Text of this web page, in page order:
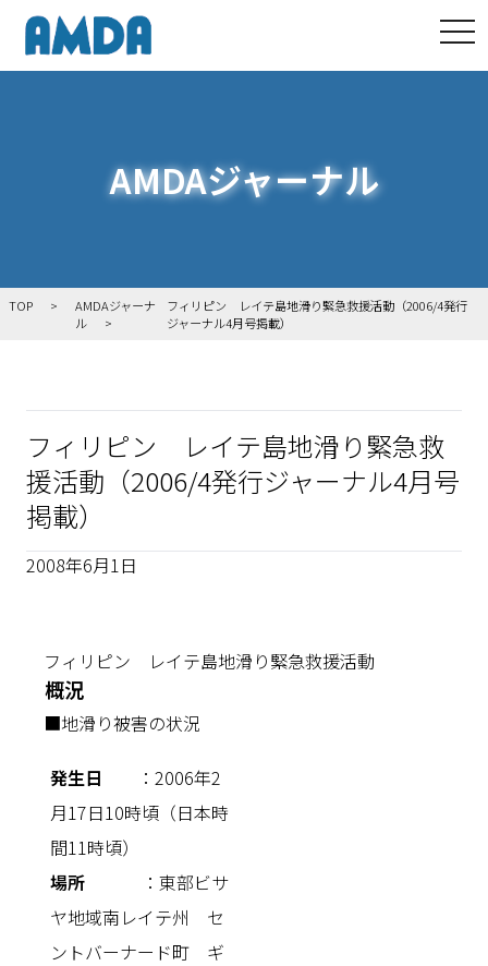
AMDAジャーナル
TOP
AMDAジャーナ
ル
フィリピン レイテ島地滑り緊急救援活動（2006/4発行
ジャーナル4月号掲載）
フィリピン レイテ島地滑り緊急救
援活動（2006/4発行ジャーナル4月号
掲載）
2008年6月1日
フィリピン レイテ島地滑り緊急救援活動
概況
■地滑り被害の状況
発生日 ：2006年2
月17日10時頃（日本時
間11時頃）
場所 ：東部ビサ
ヤ地域南レイテ州 セ
ントバーナード町 ギ